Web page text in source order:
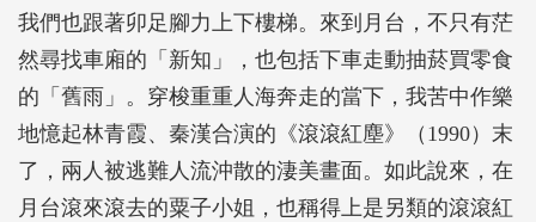
我們也跟著卯足腳力上下樓梯。來到月台，不只有茫
然尋找車廂的「新知」，也包括下車走動抽菸買零食
的「舊雨」。穿梭重重人海奔走的當下，我苦中作樂
地憶起林青霞、秦漢合演的《滾滾紅塵》（1990）末
了，兩人被逃難人流沖散的淒美畫面。如此說來，在
月台滾來滾去的粟子小姐，也稱得上是另類的滾滾紅